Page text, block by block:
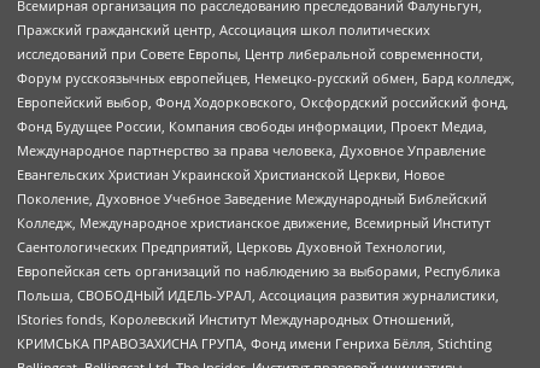
Всемирная организация по расследованию преследований Фалуньгун,
Пражский гражданский центр, Ассоциация школ политических
исследований при Совете Европы, Центр либеральной современности,
Форум русскоязычных европейцев, Немецко-русский обмен, Бард колледж,
Европейский выбор, Фонд Ходорковского, Оксфордский российский фонд,
Фонд Будущее России, Компания свободы информации, Проект Медиа,
Международное партнерство за права человека, Духовное Управление
Евангельских Христиан Украинской Христианской Церкви, Новое
Поколение, Духовное Учебное Заведение Международный Библейский
Колледж, Международное христианское движение, Всемирный Институт
Саентологических Предприятий, Церковь Духовной Технологии,
Европейская сеть организаций по наблюдению за выборами, Республика
Польша, СВОБОДНЫЙ ИДЕЛЬ-УРАЛ, Ассоциация развития журналистики,
IStories fonds, Королевский Институт Международных Отношений,
КРИМСЬКА ПРАВОЗАХИСНА ГРУПА, Фонд имени Генриха Бёлля, Stichting